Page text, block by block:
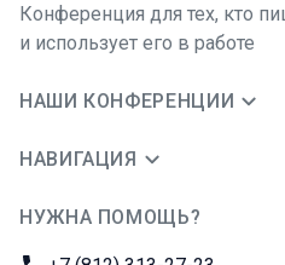
Конференция для тех, кто
и использует его в работе
НАШИ КОНФЕРЕНЦИИ
НАВИГАЦИЯ
НУЖНА ПОМОЩЬ?